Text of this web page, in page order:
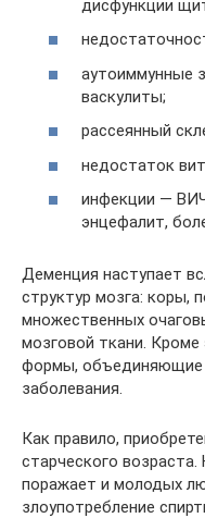
дисфункции
аутоиммунные
васкулиты;
рассеянный
недостаток
инфекции —
энцефалит,
Деменция наступает
структур мозга: коры,
множественных
мозговой ткани.
формы, объединяющие
заболевания.
Как правило,
старческого
поражает и молодых
злоупотребление